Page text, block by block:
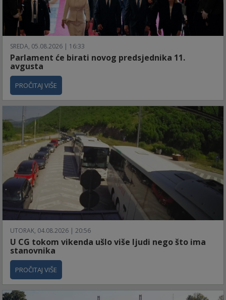
SREDA, 05.08.2026 | 16:33
Parlament će birati novog predsjednika 11.
avgusta
PROČITAJ VIŠE
UTORAK, 04.08.2026 | 20:56
U CG tokom vikenda ušlo više ljudi nego što ima
stanovnika
PROČITAJ VIŠE